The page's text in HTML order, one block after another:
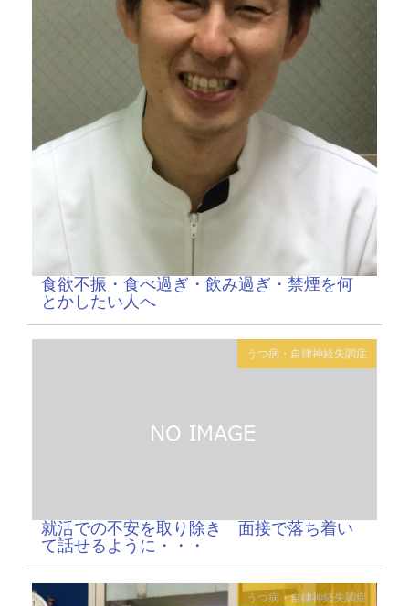
食欲不振・食べ過ぎ・飲み過ぎ・禁煙を何
とかしたい人へ
うつ病・自律神経失調症
就活での不安を取り除き 面接で落ち着い
て話せるように・・・
うつ病・自律神経失調症